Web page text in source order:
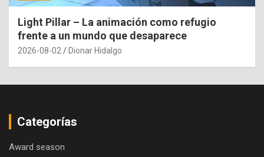
Light Pillar – La animación como refugio
frente a un mundo que desaparece
2026-08-02 Dionar Hidalgo
Categorías
Award season